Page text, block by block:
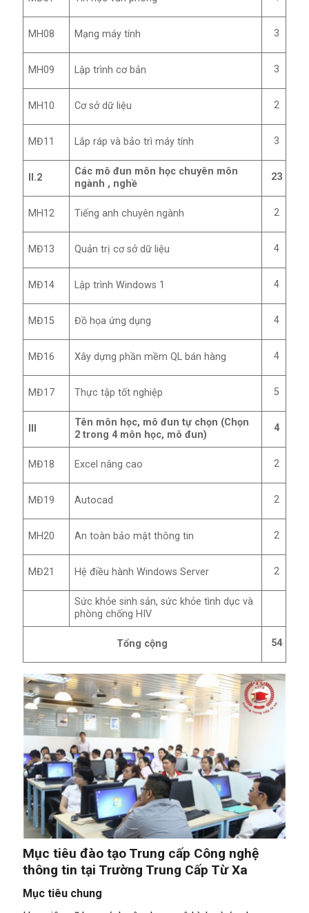
MH08 Mạng máy tính 3
MH09 Lập trình cơ bản 3
MH10 Cơ sở dữ liệu 2
MĐ11 Lắp ráp và bảo trì máy tính 3
II.2
Các mô đun môn học chuyên môn
ngành , nghề
23
MH12 Tiếng anh chuyên ngành 2
MĐ13 Quản trị cơ sở dữ liệu 4
MĐ14 Lập trình Windows 1 4
MĐ15 Đồ họa ứng dụng 4
MĐ16 Xây dựng phần mềm QL bán hàng 4
MĐ17 Thực tập tốt nghiệp 5
Tên môn học, mô đun tự chọn (Chọn
2 trong 4 môn học, mô đun)
4
MĐ18 Excel nâng cao 2
MĐ19 Autocad 2
MH20 An toàn bảo mật thông tin 2
MĐ21 Hệ điều hành Windows Server 2
Sức khỏe sinh sản, sức khỏe tình dục và
phòng chống HIV
Tổng cộng 54
Mục tiêu đào tạo Trung cấp Công nghệ
thông tin tại Trường Trung Cấp Từ Xa
Mục tiêu chung